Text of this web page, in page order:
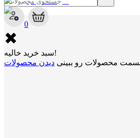
0
✖
سبد خرید خالیه!
قسمت محصولات رو ببینی